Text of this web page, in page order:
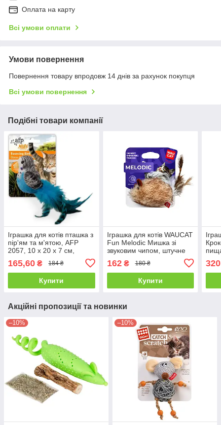
Оплата на карту
Всі умови оплати
Умови повернення
Повернення товару впродовж 14 днів за рахунок покупця
Всі умови повернення
Подібні товари компанії
Іграшка для котів пташка з
пір'ям та м'ятою, AFP
2057, 10 x 20 x 7 см,
165,60 ₴ 184 ₴
Купити
Іграшка для котів WAUCAT
Fun Melodic Мишка зі
звуковим чипом, штучне
162₴ 180 ₴
Купити
Акційні пропозиції та новинки
–10% –10%